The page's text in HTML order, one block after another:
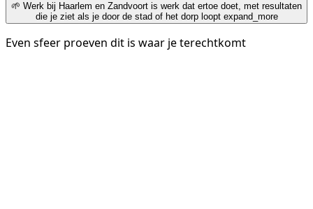
🌱 Werk bij Haarlem en Zandvoort is werk dat ertoe doet, met resultaten
die je ziet als je door de stad of het dorp loopt expand_more
Even sfeer proeven dit is waar je terechtkomt